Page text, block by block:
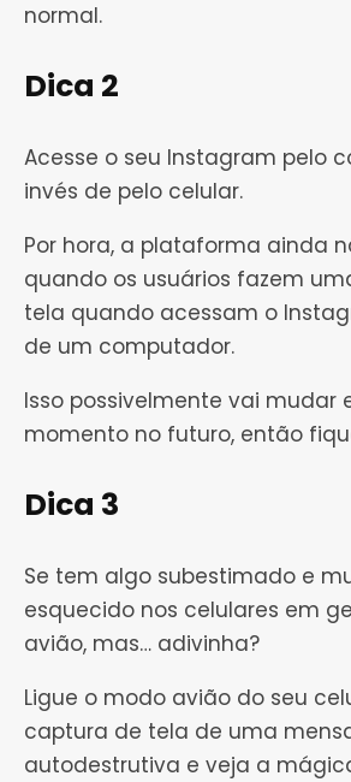
normal.
Dica 2
Acesse o seu Instagram pelo
invés de pelo celular.
Por hora, a plataforma ainda
quando os usuários fazem
tela quando acessam o
de um computador.
Isso possivelmente vai mudar
momento no futuro, então
Dica 3
Se tem algo subestimado e
esquecido nos celulares em
avião, mas… adivinha?
Ligue o modo avião do seu
captura de tela de uma
autodestrutiva e veja a